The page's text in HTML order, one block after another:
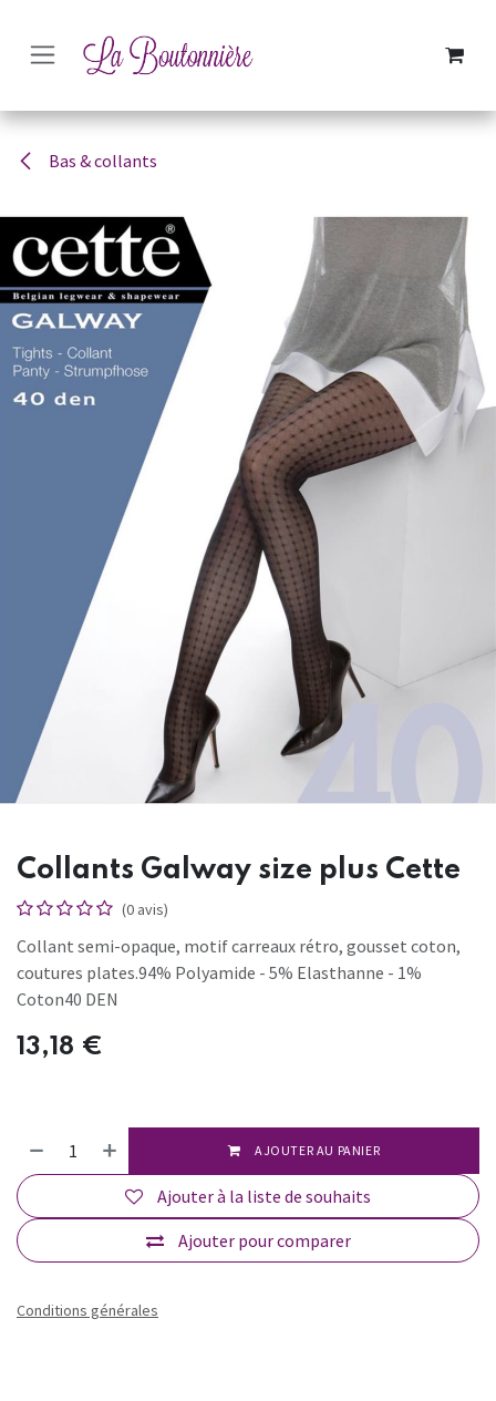
Bas & collants
Collants Galway size plus Cette
(0 avis)
Collant semi-opaque, motif carreaux rétro, gousset coton,
coutures plates.94% Polyamide - 5% Elasthanne - 1%
Coton40 DEN
13,18 €
AJOUTER AU PANIER
Ajouter pour comparer
Ajouter à la liste de souhaits
Conditions générales